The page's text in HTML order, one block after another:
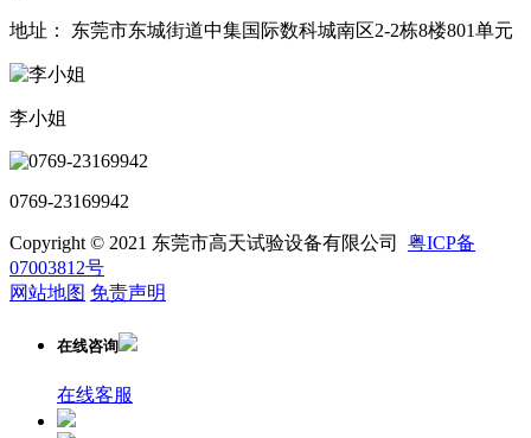
地址： 东莞市东城街道中集国际数科城南区2-2栋8楼801单元
李小姐
0769-23169942
Copyright © 2021 东莞市高天试验设备有限公司 粤ICP备
07003812号
网站地图 免责声明
在线咨询
在线客服